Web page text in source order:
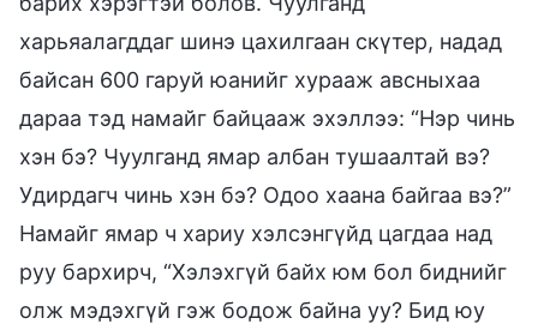
харьяалагддаг шинэ цахилгаан скүтер, надад
байсан 600 гаруй юанийг хурааж авсныхаа
дараа тэд намайг байцааж эхэллээ: “Нэр чинь
хэн бэ? Чуулганд ямар албан тушаалтай вэ?
Удирдагч чинь хэн бэ? Одоо хаана байгаа вэ?”
Намайг ямар ч хариу хэлсэнгүйд цагдаа над
руу бархирч, “Хэлэхгүй байх юм бол биднийг
олж мэдэхгүй гэж бодож байна уу? Бид юу